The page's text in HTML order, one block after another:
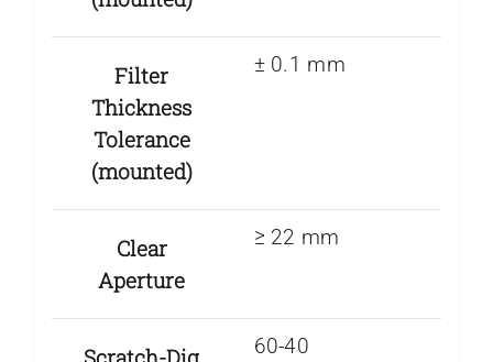
Filter
Thickness
Tolerance
(mounted)
± 0.1 mm
Clear
Aperture
≥ 22 mm
60-40